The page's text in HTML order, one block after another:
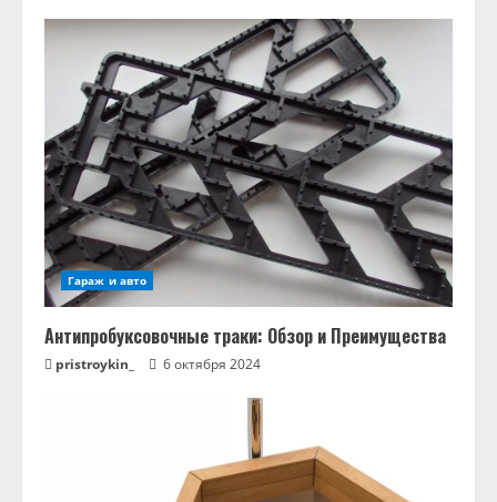
Гараж и авто
Антипробуксовочные траки: Обзор и Преимущества
pristroykin_ 6 октября 2024